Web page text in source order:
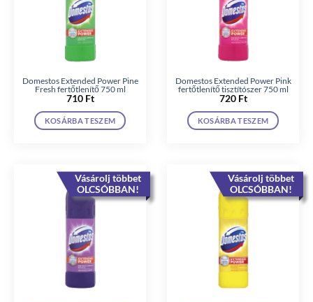
Domestos Extended Power Pine
Fresh fertőtlenítő 750 ml
710 Ft
KOSÁRBA TESZEM
Domestos Extended Power Pink
fertőtlenítő tisztítószer 750 ml
720 Ft
KOSÁRBA TESZEM
Vásárolj többet
OLCSÓBBAN!
Vásárolj többet
OLCSÓBBAN!